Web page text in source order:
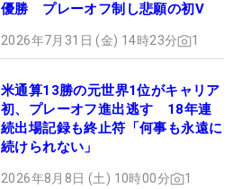
優勝 プレーオフ制し悲願の初V
2026年7月31日 (金) 14時23分 1
米通算13勝の元世界1位がキャリア
初、プレーオフ進出逃す 18年連
続出場記録も終止符「何事も永遠に
続けられない」
2026年8月8日 (土) 10時00分 1